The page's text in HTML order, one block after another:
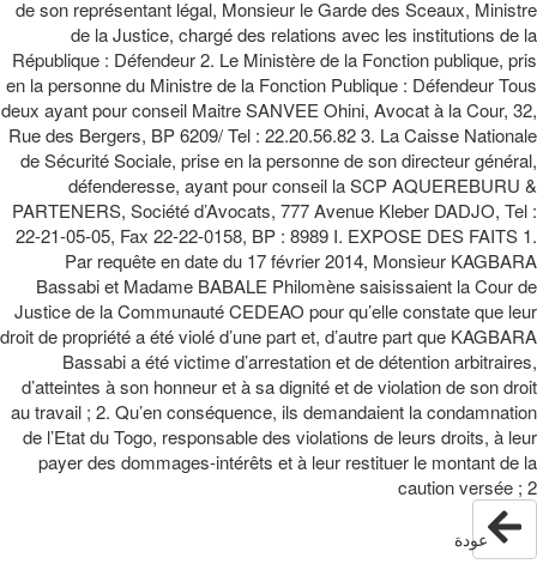
de son représentant légal, Monsieur le Garde des Sceaux, Ministre
de la Justice, chargé des relations avec les institutions de la
République : Défendeur 2. Le Ministère de la Fonction publique, pris
en la personne du Ministre de la Fonction Publique : Défendeur Tous
deux ayant pour conseil Maitre SANVEE Ohini, Avocat à la Cour, 32,
Rue des Bergers, BP 6209/ Tel : 22.20.56.82 3. La Caisse Nationale
de Sécurité Sociale, prise en la personne de son directeur général,
défenderesse, ayant pour conseil la SCP AQUEREBURU &
PARTENERS, Société d’Avocats, 777 Avenue Kleber DADJO, Tel :
22-21-05-05, Fax 22-22-0158, BP : 8989 I. EXPOSE DES FAITS 1.
Par requête en date du 17 février 2014, Monsieur KAGBARA
Bassabi et Madame BABALE Philomène saisissaient la Cour de
Justice de la Communauté CEDEAO pour qu’elle constate que leur
droit de propriété a été violé d’une part et, d’autre part que KAGBARA
Bassabi a été victime d’arrestation et de détention arbitraires,
d’atteintes à son honneur et à sa dignité et de violation de son droit
au travail ; 2. Qu’en conséquence, ils demandaient la condamnation
de l’Etat du Togo, responsable des violations de leurs droits, à leur
payer des dommages-intérêts et à leur restituer le montant de la
caution versée ; 2
عودة